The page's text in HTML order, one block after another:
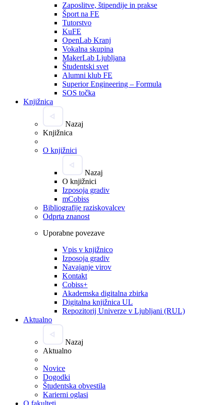
Zaposlitve, štipendije in prakse
Šport na FE
Tutorstvo
KuFE
OpenLab Kranj
Vokalna skupina
MakerLab Ljubljana
Študentski svet
Alumni klub FE
Superior Engineering – Formula
SOS točka
Knjižnica
Nazaj
Knjižnica
O knjižnici
Nazaj
O knjižnici
Izposoja gradiv
mCobiss
Bibliografije raziskovalcev
Odprta znanost
Uporabne povezave
Vpis v knjižnico
Izposoja gradiv
Navajanje virov
Kontakt
Cobiss+
Akademska digitalna zbirka
Digitalna knjižnica UL
Repozitorij Univerze v Ljubljani (RUL)
Aktualno
Nazaj
Aktualno
Novice
Dogodki
Študentska obvestila
Karierni oglasi
O fakulteti